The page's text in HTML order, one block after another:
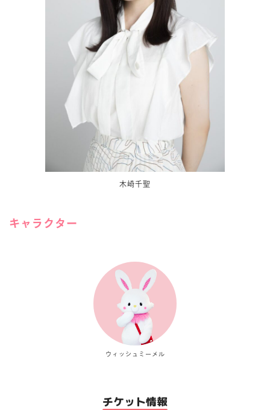
木崎千聖
キャラクター
ウィッシュミーメル
チケット情報